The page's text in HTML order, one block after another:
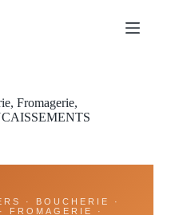
Fromagerie,
· BOUCHERIE ·
FROMAGERIE ·